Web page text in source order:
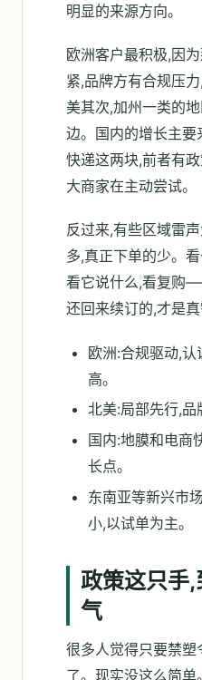
明显的来源方向。
欧洲客户最积极,因
紧,品牌方有合规压
美其次,加州一类的
边。国内的增长主
快递这两块,前者有
大商家在主动尝试。
反过来,有些区域雷
多,真正下单的少。
看它说什么,看复购
还回来续订的,才是真
欧洲:合规驱动,
高。
北美:局部先行,品
国内:地膜和电商
长点。
东南亚等新兴市
小,以试单为主。
政策这只手
气
很多人觉得只要禁
了。现实没这么简